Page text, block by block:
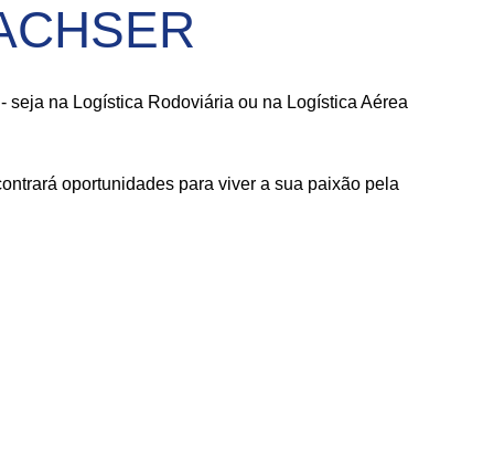
seja na Logística Rodoviária ou na Logística Aérea
oportunidades para viver a sua paixão pela